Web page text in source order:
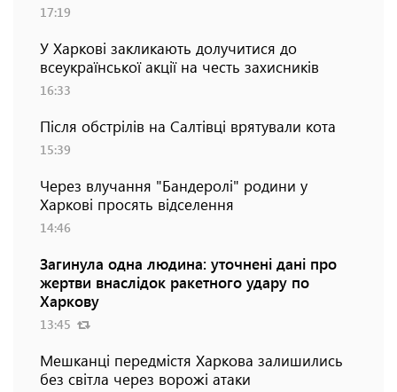
17:19
У Харкові закликають долучитися до
всеукраїнської акції на честь захисників
16:33
Після обстрілів на Салтівці врятували кота
15:39
Через влучання "Бандеролі" родини у
Харкові просять відселення
14:46
Загинула одна людина: уточнені дані про
жертви внаслідок ракетного удару по
Харкову
13:45
Мешканці передмістя Харкова залишились
без світла через ворожі атаки